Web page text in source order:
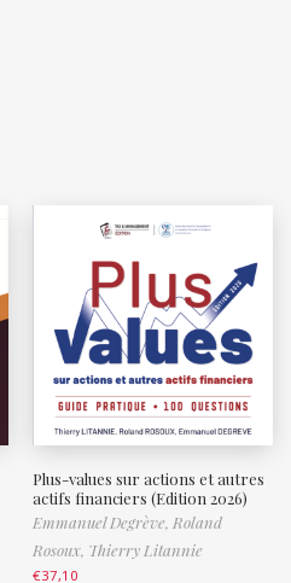
Plus-values sur actions et autres
actifs financiers (Edition 2026)
Emmanuel Degrève, Roland
Rosoux, Thierry Litannie
€37,10